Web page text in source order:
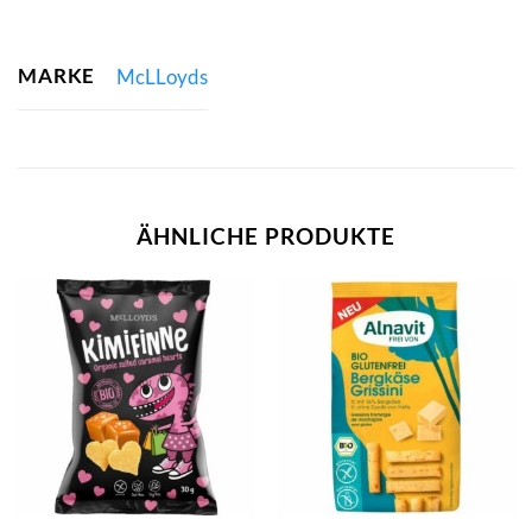
MARKE McLLoyds
ÄHNLICHE PRODUKTE